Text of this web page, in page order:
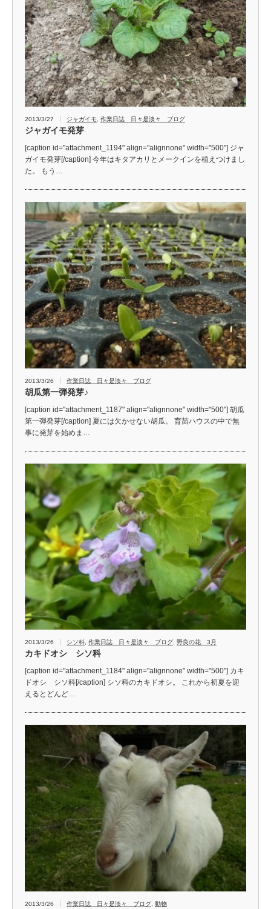
2013/3/27 ジャガイモ 作業日誌 日々是淡々 ブログ
ジャガイモ発芽
[caption id="attachment_1194" align="alignnone" width="500"] ジャ
ガイモ発芽[/caption] 今年はキタアカリとメークインを植えつけまし
た。 もう…
2013/3/26 作業日誌 日々是淡々 ブログ
胡瓜第一弾発芽♪
[caption id="attachment_1187" align="alignnone" width="500"] 胡瓜
第一弾発芽[/caption] 夏には欠かせない胡瓜。 育苗ハウスの中で無
事に発芽を始めま…
2013/3/26 シソ科 作業日誌 日々是淡々 ブログ 野良の花 3月
カキドオシ シソ科
[caption id="attachment_1184" align="alignnone" width="500"] カキ
ドオシ シソ科[/caption] シソ科のカキドオシ。 これから初夏を迎
えるとどんど…
2013/3/26 作業日誌 日々是淡々 ブログ 動物